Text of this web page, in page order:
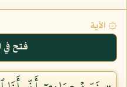
۞ الآية
فتح